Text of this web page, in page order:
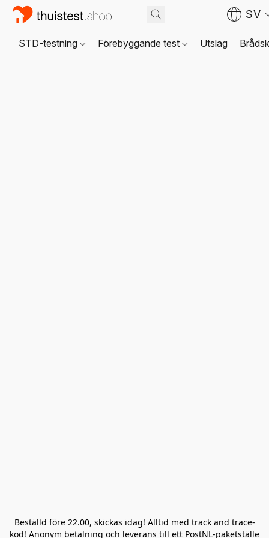
SV
STD-testning Förebyggande test Utslag
Beställd före 22.00, skickas idag! Alltid med track and trace-
kod! Anonym betalning och leverans till ett PostNL-paketställe